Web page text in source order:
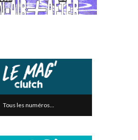
Tous les numéros...